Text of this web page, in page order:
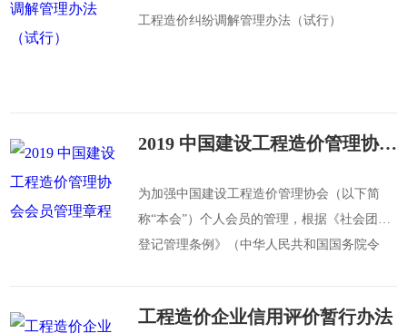
工程造价纠纷调解管理办法（试行）
2019 中国建设工程造价管理协会会员管理章程
为加强中国建设工程造价管理协会（以下简
称“本会”）个人会员的管理，根据《社会团体
登记管理条例》（中华人民共和国国务院令
制定本办法。
工程造价企业信用评价暂行办法